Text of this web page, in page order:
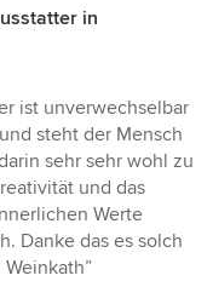
in
ist unverwechselbar
steht der Mensch
sehr sehr wohl zu
und das
Werte
Danke das es solch